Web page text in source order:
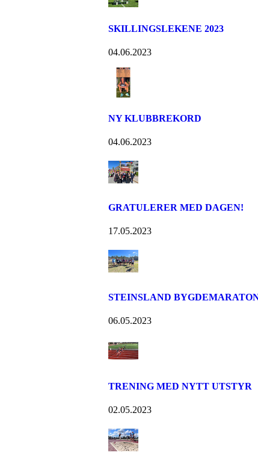
SKILLINGSLEKENE 2023
04.06.2023
NY KLUBBREKORD
04.06.2023
GRATULERER MED DAGEN!
17.05.2023
STEINSLAND
06.05.2023
TRENING MED NYTT UTSTYR
02.05.2023